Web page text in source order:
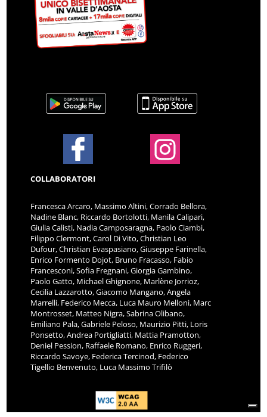
COLLABORATORI
Francesca Arcaro, Massimo Altini, Corrado Bellora,
Nadine Blanc, Riccardo Bortolotti, Manila Calipari,
Giulia Calisti, Nadia Camposaragna, Paolo Ciambi,
Filippo Clermont, Carol Di Vito, Christian Leo
Dufour, Christian Evaspasiano, Giuseppe Farinella,
Enrico Formento Dojot, Bruno Fracasso, Fabio
Francesconi, Sofia Fregnani, Giorgia Gambino,
Paolo Gatto, Michael Ghignone, Marlène Jorrioz,
Cecilia Lazzarotto, Giacomo Mangano, Angela
Marrelli, Federico Mecca, Luca Mauro Melloni, Marc
Montrosset, Matteo Nigra, Sabrina Olibano,
Emiliano Pala, Gabriele Peloso, Maurizio Pitti, Loris
Ponsetto, Andrea Portigliatti, Mattia Pramotton,
Deniel Pession, Raffaele Romano, Enrico Ruggeri,
Riccardo Savoye, Federica Tercinod, Federico
Tigellio Benvenuto, Luca Massimo Trifilò